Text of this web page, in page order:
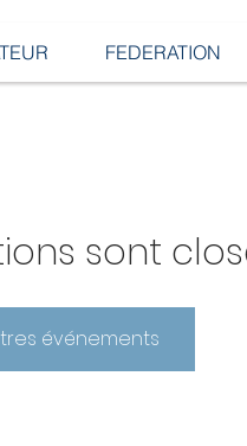
FEDERATION
sont
événements